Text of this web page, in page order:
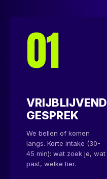
01
VRIJBLIJVEND
GESPREK
We bellen of komen
langs. Korte intake (30-
45 min): wat zoek je, wat
past, welke tier.